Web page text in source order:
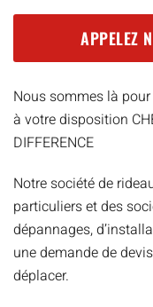
APPELEZ
Nous sommes là
à votre disposition
DIFFERENCE
Notre société de
particuliers et des
dépannages,
une demande de
déplacer.